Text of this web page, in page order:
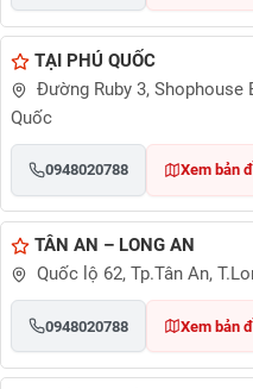
TẠI PHÚ QUỐC
Đường Ruby 3, Shophouse
Quốc
0948020788 Xem bản
TÂN AN – LONG AN
Quốc lộ 62, Tp.Tân An,
0948020788 Xem bản